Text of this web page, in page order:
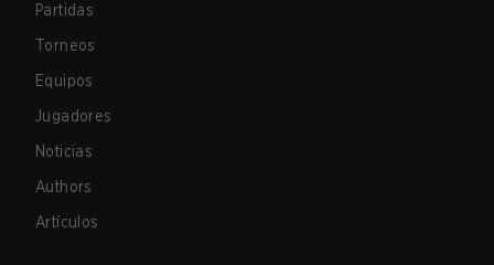
Partidas
Torneos
Equipos
Jugadores
Noticias
Authors
Artículos